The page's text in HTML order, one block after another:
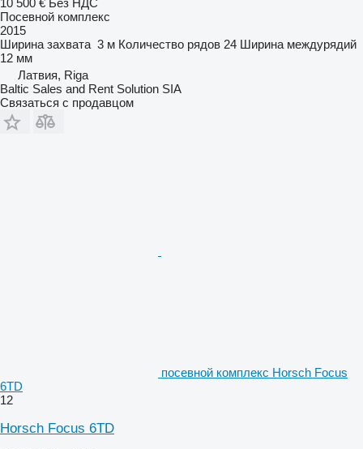
Посевной комплекс
2015
Ширина захвата 3 м Количество рядов 24 Ширина междурядий
12 мм
Латвия, Riga
Baltic Sales and Rent Solution SIA
Связаться с продавцом
посевной комплекс Horsch Focus
6TD
12
Horsch Focus 6TD